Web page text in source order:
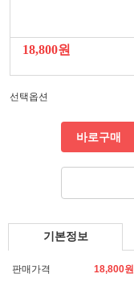
18,800원
선택옵션
바로구매
기본정보
판매가격
18,800원